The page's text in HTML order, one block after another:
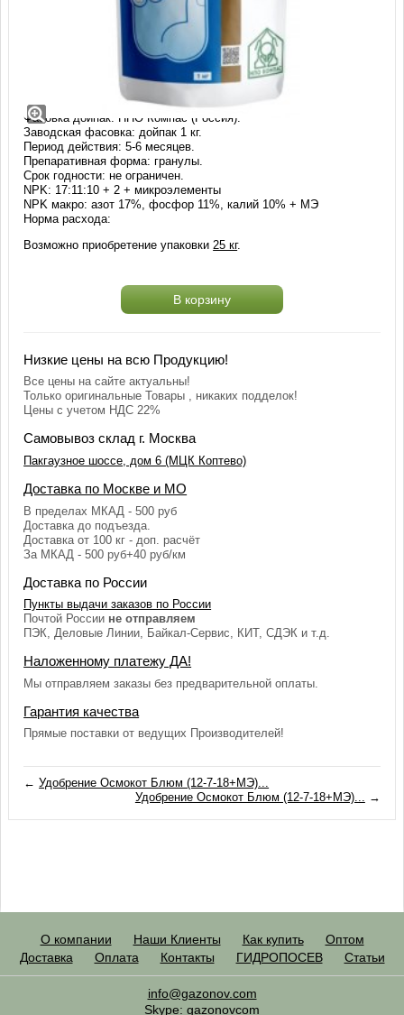
Удобрение Осмокот Про (17-11-
10+2+МЭ) 5-6 месяцев, 1 кг
Производство: Osmocote (Нидерланды).
Фасовка дойпак: НПО Компас (Россия).
Заводская фасовка: дойпак 1 кг.
Период действия: 5-6 месяцев.
Препаративная форма: гранулы.
Срок годности: не ограничен.
NPK: 17:11:10 + 2 + микроэлементы
NPK макро: азот 17%, фосфор 11%, калий 10% + МЭ
Норма расхода:
Возможно приобретение упаковки 25 кг.
В корзину
Низкие цены на всю Продукцию!
Все цены на сайте актуальны!
Только оригинальные Товары , никаких подделок!
Цены с учетом НДС 22%
Самовывоз склад г. Москва
Пакгаузное шоссе, дом 6 (МЦК Коптево)
Доставка по Москве и МО
В пределах МКАД - 500 руб
Доставка до подъезда.
Доставка от 100 кг - доп. расчёт
За МКАД - 500 руб+40 руб/км
Доставка по России
Пункты выдачи заказов по России
Почтой России не отправляем
ПЭК, Деловые Линии, Байкал-Сервис, КИТ, СДЭК и т.д.
Наложенному платежу ДА!
Мы отправляем заказы без предварительной оплаты.
Гарантия качества
Прямые поставки от ведущих Производителей!
←Удобрение Осмокот Блюм (12-7-18+МЭ)...
Удобрение Осмокот Блюм (12-7-18+МЭ)... →
О компании Наши Клиенты Как купить
Оптом
Доставка
Оплата Контакты ГИДРОПОСЕВ Статьи
info@gazonov.com
Skype: gazonovcom